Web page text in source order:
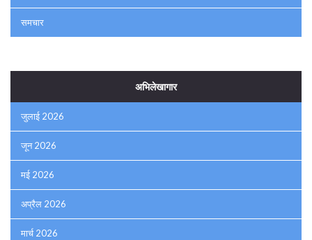
समचार
अभिलेखागार
जुलाई 2026
जून 2026
मई 2026
अप्रैल 2026
मार्च 2026